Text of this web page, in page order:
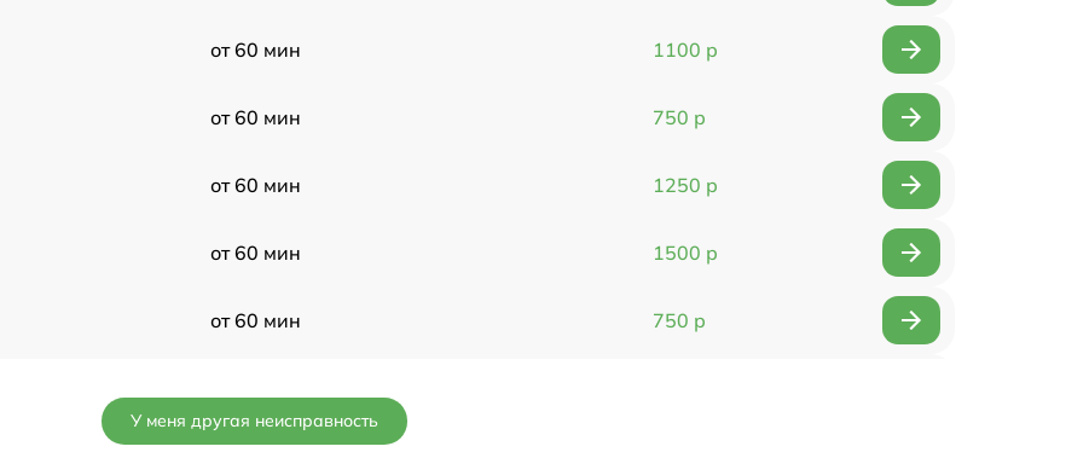
от 60 мин 1100 р
от 60 мин 750 р
от 60 мин 1250 р
от 60 мин 1500 р
от 60 мин 750 р
У меня другая неисправность